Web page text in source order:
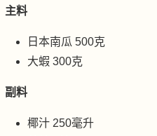
主料
日本南瓜 500克
大蝦 300克
副料
椰汁 250毫升